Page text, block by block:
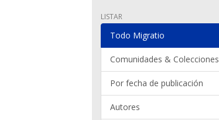
LISTAR
Todo Migratio
Comunidades & Colecciones
Por fecha de publicación
Autores